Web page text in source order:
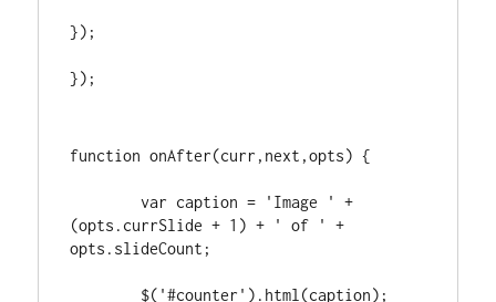
});
});
function onAfter(curr,next,opts) {
	var caption = 'Image ' +
(opts.currSlide + 1) + ' of ' +
opts.slideCount;
	$('#counter').html(caption);